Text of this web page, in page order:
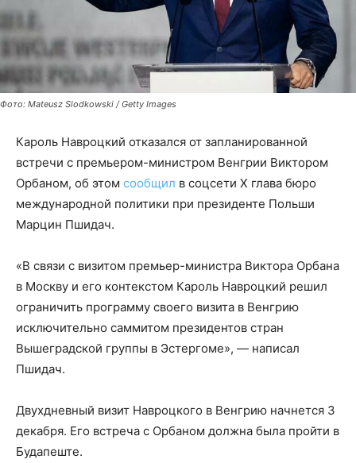
Фото: Mateusz Slodkowski / Getty Images
Кароль Навроцкий отказался от запланированной
встречи с премьером-министром Венгрии Виктором
Орбаном, об этом сообщил в соцсети X глава бюро
международной политики при президенте Польши
Марцин Пшидач.
«В связи с визитом премьер-министра Виктора Орбана
в Москву и его контекстом Кароль Навроцкий решил
ограничить программу своего визита в Венгрию
исключительно саммитом президентов стран
Вышеградской группы в Эстергоме», — написал
Пшидач.
Двухдневный визит Навроцкого в Венгрию начнется 3
декабря. Его встреча с Орбаном должна была пройти в
Будапеште.